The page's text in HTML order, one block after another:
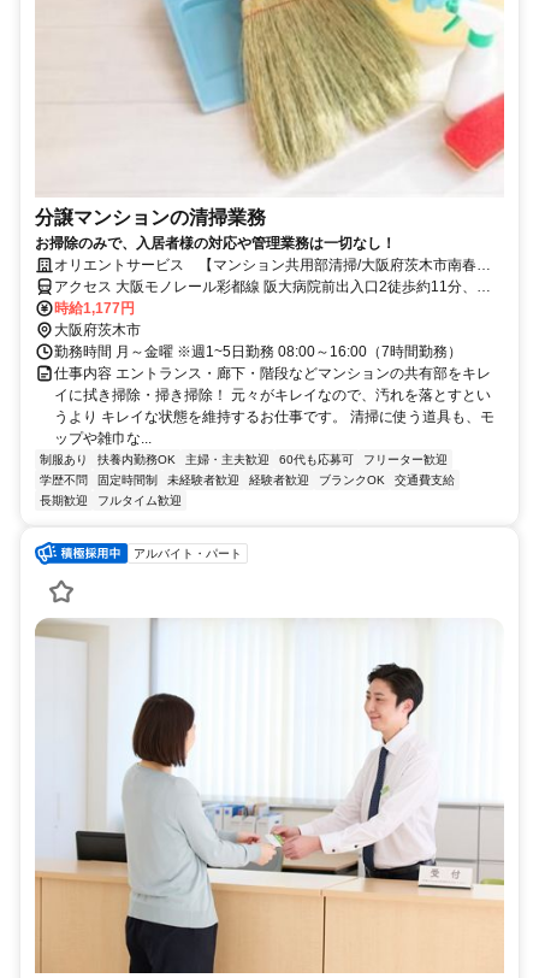
分譲マンションの清掃業務
お掃除のみで、入居者様の対応や管理業務は一切なし！
オリエントサービス 【マンション共用部清掃/大阪府茨木市南春
日】
アクセス 大阪モノレール彩都線 阪大病院前出入口2徒歩約11分、大
阪モノレール彩都線 豊川（大阪府）徒歩約22分、大阪モノレール彩
都線 公園東口徒歩約23分 大阪モノレール 阪大病院前駅 徒歩8分
時給1,177円
大阪府茨木市
勤務時間 月～金曜 ※週1~5日勤務 08:00～16:00（7時間勤務）
仕事内容 エントランス・廊下・階段などマンションの共有部をキレ
イに拭き掃除・掃き掃除！ 元々がキレイなので、汚れを落とすとい
うより キレイな状態を維持するお仕事です。 清掃に使う道具も、モ
ップや雑巾な...
制服あり 扶養内勤務OK 主婦・主夫歓迎 60代も応募可
フリーター歓迎
学歴不問
固定時間制 未経験者歓迎 経験者歓迎 ブランクOK
交通費支給
長期歓迎
フルタイム歓迎
アルバイト・パート